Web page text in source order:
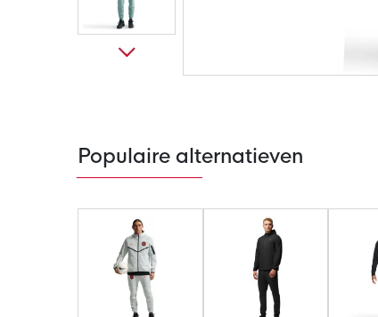
de
afbeeldingen-
gallerij
Populaire alternatieven